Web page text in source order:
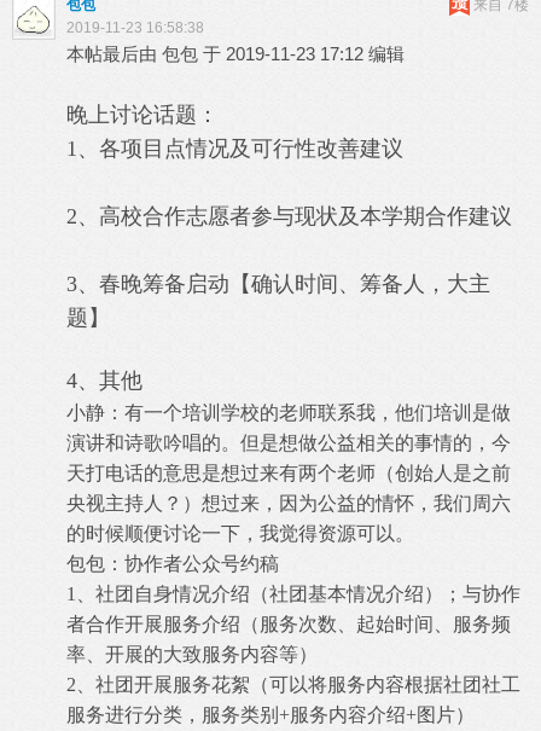
来自 7楼
包包
2019-11-23 16:58:38
本帖最后由 包包 于 2019-11-23 17:12 编辑
晚上讨论话题：
1、各项目点情况及可行性改善建议
2、高校合作志愿者参与现状及本学期合作建议
3、春晚筹备启动【确认时间、筹备人，大主
题】
4、其他
小静：有一个培训学校的老师联系我，他们培训是做
演讲和诗歌吟唱的。但是想做公益相关的事情的，今
天打电话的意思是想过来有两个老师（创始人是之前
央视主持人？）想过来，因为公益的情怀，我们周六
的时候顺便讨论一下，我觉得资源可以。
包包：协作者公众号约稿
1、社团自身情况介绍（社团基本情况介绍）；与协作
者合作开展服务介绍（服务次数、起始时间、服务频
率、开展的大致服务内容等）
2、社团开展服务花絮（可以将服务内容根据社团社工
服务进行分类，服务类别+服务内容介绍+图片）